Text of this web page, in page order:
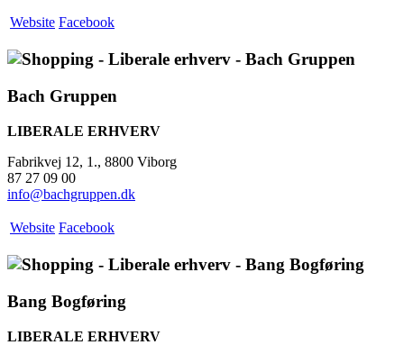
Website Facebook
Bach Gruppen
LIBERALE ERHVERV
Fabrikvej 12, 1., 8800 Viborg
87 27 09 00
info@bachgruppen.dk
Website Facebook
Bang Bogføring
LIBERALE ERHVERV